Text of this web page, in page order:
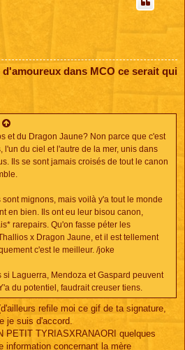
dans MCO ce serait qui
et du Dragon Jaune? Non parce que c'est
l'un du ciel et l'autre de la mer, unis dans
Ils se sont jamais croisés de tout le canon
mignons, mais voilà y'a tout le monde
en bien. Ils ont eu leur bisou canon,
rarepairs. Qu'on fasse péter les
x Dragon Jaune, et il est tellement
c'est le meilleur. /joke
si Laguerra, Mendoza et Gaspard peuvent
du potentiel, faudrait creuser tiens.
refile moi ce gif de ta signature,
je suis d'accord.
PETIT TYRIASXRANAORI quelques
information concernant la mère